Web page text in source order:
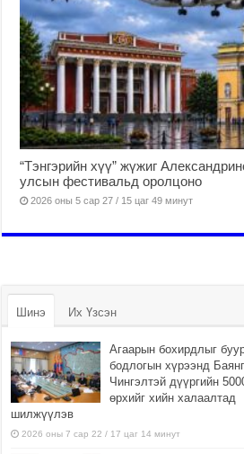
“Тэнгэрийн хүү” жүжиг
улсын фестивальд оролцоно
2026 оны 5 сар 27 / 15 цаг 49 минут
Шинэ Их Үзсэн
Агаарын бохирдлыг
бодлогын хүрээнд
Чингэлтэй дүүргийн
өрхийг хийн халаалтад
шилжүүлэв
2026 оны 7 сар 22 / 17 цаг 14 минут